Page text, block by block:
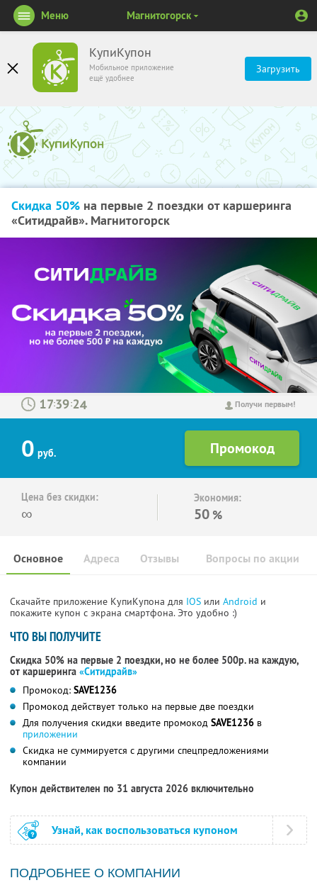
КупиКупон
Мобильное приложение
ещё удобнее
Загрузить
Меню Магнитогорск
Скидка 50% на первые 2 поездки от каршеринга
«Ситидрайв». Магнитогорск
Получи первым!
: :
0 руб.
Цена без скидки:
∞
Экономия:
50 %
Основное Отзывы Вопросы по акции
Адреса
Скачайте приложение КупиКупона для IOS или Android и
покажите купон с экрана смартфона. Это удобно :)
ЧТО ВЫ ПОЛУЧИТЕ
Скидка 50% на первые 2 поездки, но не более 500р. на каждую,
от каршеринга «Ситидрайв»
Промокод: SAVE1236
Промокод действует только на первые две поездки
Для получения скидки введите промокод SAVE1236 в
приложении
Скидка не суммируется с другими спецпредложениями
компании
Купон действителен по 31 августа 2026 включительно
Узнай, как воспользоваться купоном
ПОДРОБНЕЕ О КОМПАНИИ